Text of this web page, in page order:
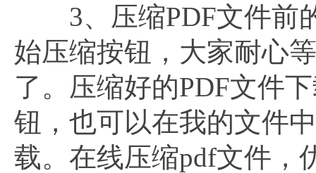
3、压缩PDF文件前
始压缩按钮，大家耐心
了。压缩好的PDF文件
钮，也可以在我的文件
载。在线压缩pdf文件，